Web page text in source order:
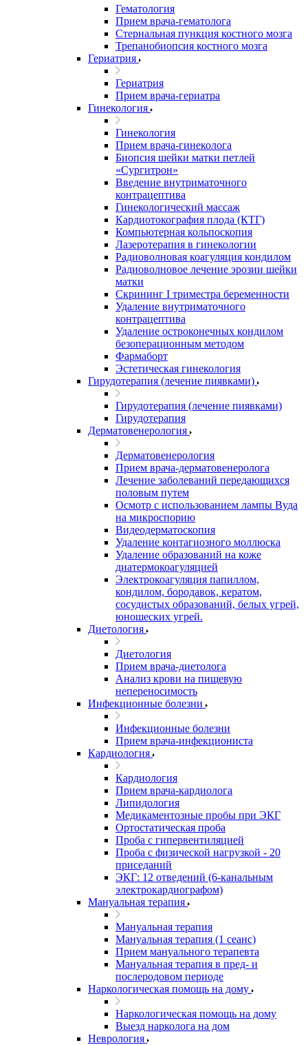
Гематология
Прием врача-гематолога
Стернальная пункция костного мозга
Трепанобиопсия костного мозга
Гериатрия
Гериатрия
Прием врача-гериатра
Гинекология
Гинекология
Прием врача-гинеколога
Биопсия шейки матки петлей
«Сургитрон»
Введение внутриматочного
контрацептива
Гинекологический массаж
Кардиотокография плода (КТГ)
Компьютерная кольпоскопия
Лазеротерапия в гинекологии
Радиоволновая коагуляция кондилом
Радиоволновое лечение эрозии шейки
матки
Скрининг I триместра беременности
Удаление внутриматочного
контрацептива
Удаление остроконечных кондилом
безоперационным методом
Фармаборт
Эстетическая гинекология
Гирудотерапия (лечение пиявками)
Гирудотерапия (лечение пиявками)
Гирудотерапия
Дерматовенерология
Дерматовенерология
Прием врача-дерматовенеролога
Лечение заболеваний передающихся
половым путем
Осмотр с использованием лампы Вуда
на микроспорию
Видеодерматоскопия
Удаление контагиозного моллюска
Удаление образований на коже
диатермокоагуляцией
Электрокоагуляция папиллом,
кондилом, бородавок, кератом,
сосудистых образований, белых угрей,
юношеских угрей.
Диетология
Диетология
Прием врача-диетолога
Анализ крови на пищевую
непереносимость
Инфекционные болезни
Инфекционные болезни
Прием врача-инфекциониста
Кардиология
Кардиология
Прием врача-кардиолога
Липидология
Медикаментозные пробы при ЭКГ
Ортостатическая проба
Проба с гипервентиляцией
Проба с физической нагрузкой - 20
приседаний
ЭКГ: 12 отведений (6-канальным
электрокардиографом)
Мануальная терапия
Мануальная терапия
Мануальная терапия (1 сеанс)
Прием мануального терапевта
Мануальная терапия в пред- и
послеродовом периоде
Наркологическая помощь на дому
Наркологическая помощь на дому
Выезд нарколога на дом
Неврология